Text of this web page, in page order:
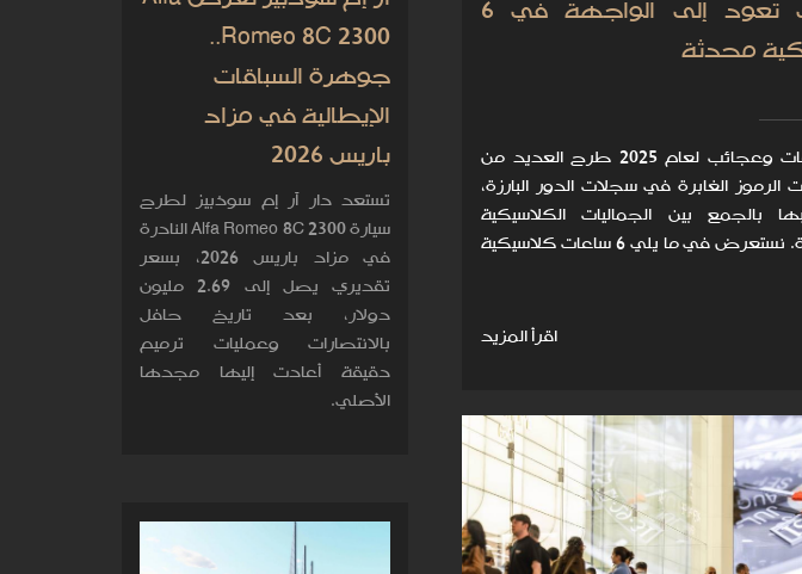
رموز الماضي تعود إلى الواجهة في 6
محدثة
شهد معرض ساعات وعجائب لعام 2025 طرح العديد من
الرموز الغابرة في سجلات الدور البارزة،
بالجمع بين الجماليات الكلاسيكية
واللمسات المعاصرة. نستعرض في ما يلي 6 ساعات كلاسيكية
اقرأ المزيد
Romeo 8C 2300..
جوهرة السباقات
الإيطالية في مزاد
باريس 2026
تستعد دار آر إم سوذبيز لطرح
سيارة Alfa Romeo 8C 2300 النادرة
في مزاد باريس 2026، بسعر
تقديري يصل إلى 2.69 مليون
دولار، بعد تاريخ حافل
بالانتصارات وعمليات ترميم
دقيقة أعادت إليها مجدها
الأصلي.